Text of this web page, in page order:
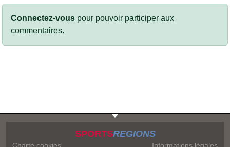
Connectez-vous pour pouvoir participer aux
commentaires.
SPORTSREGIONS